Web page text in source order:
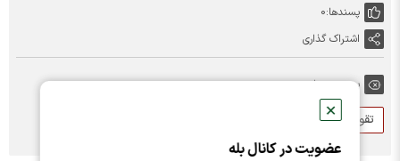
✕
عضویت در کانال بله
پسندها:0
اشتراک گذاری
برچسب ها:
تقویم